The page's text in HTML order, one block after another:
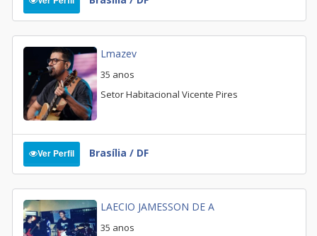
Lmazev
35 anos
Setor Habitacional Vicente Pires
Ver Perfil Brasília / DF
LAECIO JAMESSON DE A
35 anos